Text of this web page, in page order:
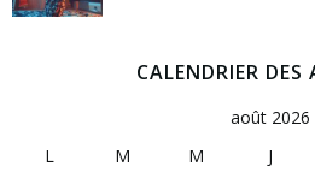
CALENDRIER DES
août 2026
L
M M J